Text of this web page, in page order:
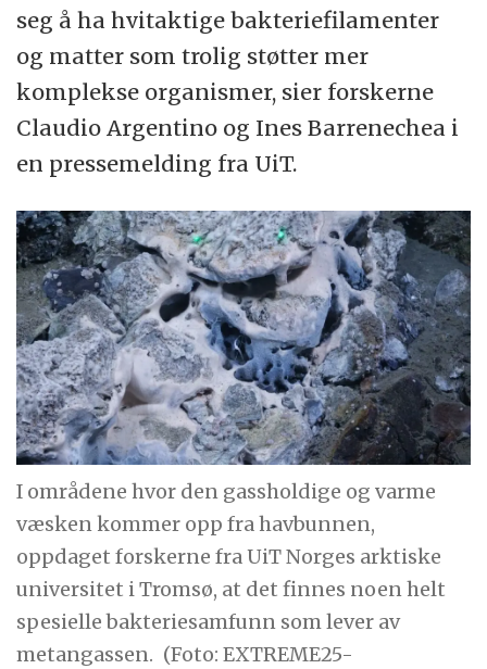
seg å ha hvitaktige bakteriefilamenter
og matter som trolig støtter mer
komplekse organismer, sier forskerne
Claudio Argentino og Ines Barrenechea i
en pressemelding fra UiT.
I områdene hvor den gassholdige og varme
væsken kommer opp fra havbunnen,
oppdaget forskerne fra UiT Norges arktiske
universitet i Tromsø, at det finnes noen helt
spesielle bakteriesamfunn som lever av
metangassen. (Foto: EXTREME25-